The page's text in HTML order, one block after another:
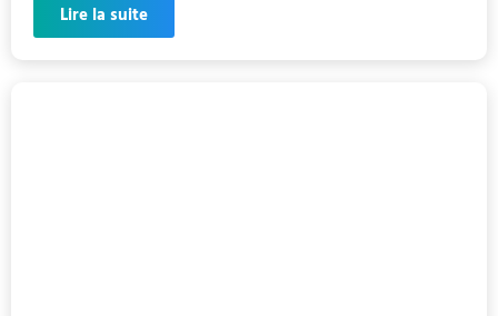
Lire la suite